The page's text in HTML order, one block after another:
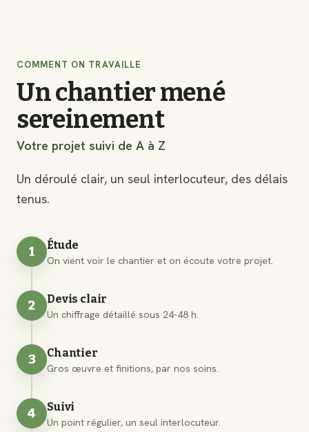
COMMENT ON TRAVAILLE
Un chantier mené
sereinement
Votre projet suivi de A à Z
Un déroulé clair, un seul interlocuteur, des délais
tenus.
1 Étude
On vient voir le chantier et on écoute votre projet.
2 Devis clair
Un chiffrage détaillé sous 24-48 h.
3 Chantier
Gros œuvre et finitions, par nos soins.
4 Suivi
Un point régulier, un seul interlocuteur.